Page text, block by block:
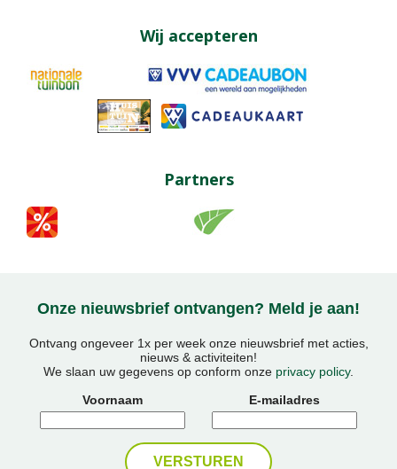
Wij accepteren
Partners
Onze nieuwsbrief ontvangen? Meld je aan!
Ontvang ongeveer 1x per week onze nieuwsbrief met acties,
nieuws & activiteiten!
We slaan uw gegevens op conform onze privacy policy.
Voornaam
E-mailadres